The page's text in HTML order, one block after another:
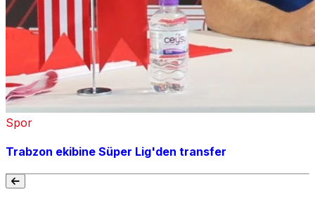
Spor
Trabzon ekibine Süper Lig'den transfer